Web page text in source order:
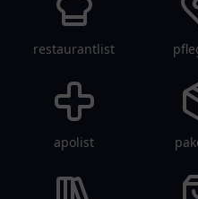
restaurantlist
apolist